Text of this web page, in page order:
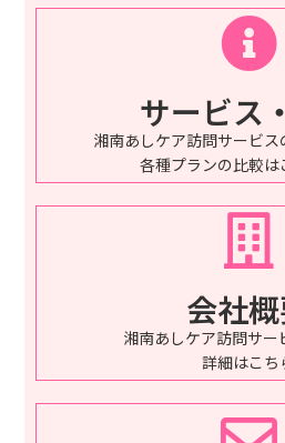
サービス
湘南あしケア訪問サービ
各種プランの比較は
会社
湘南あしケア訪問サー
詳細はこち